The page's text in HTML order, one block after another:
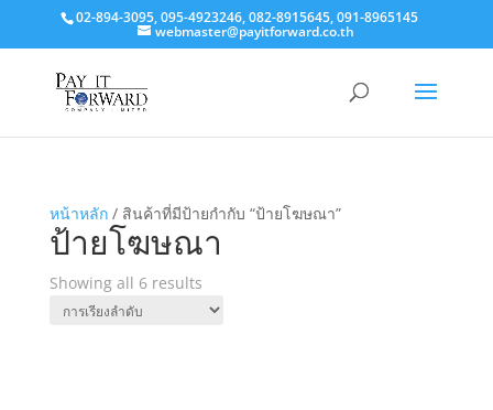
02-894-3095, 095-4923246, 082-8915645, 091-8965145
webmaster@payitforward.co.th
หน้าหลัก/ สินค้าที่มีป้ายกำกับ “ป้ายโฆษณา”
ป้ายโฆษณา
Showing all 6 results